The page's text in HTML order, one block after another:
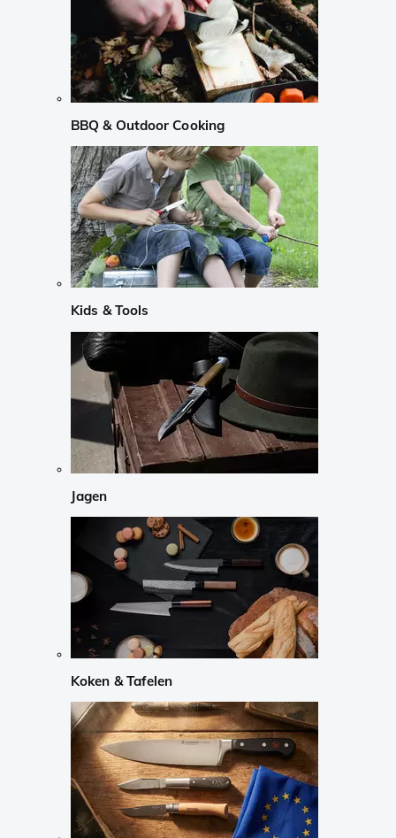
BBQ & Outdoor Cooking
Kids & Tools
Jagen
Koken & Tafelen